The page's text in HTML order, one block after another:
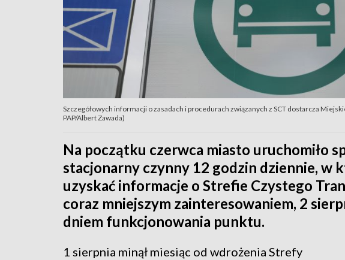
Szczegółowych informacji o zasadach i procedurach związanych z SCT dostarcza
PAP/Albert Zawada)
Na początku czerwca miasto uruchomiło
stacjonarny czynny 12 godzin dziennie, w
uzyskać informacje o Strefie Czystego
coraz mniejszym zainteresowaniem, 2
dniem funkcjonowania punktu.
1 sierpnia minął miesiąc od wdrożenia Strefy